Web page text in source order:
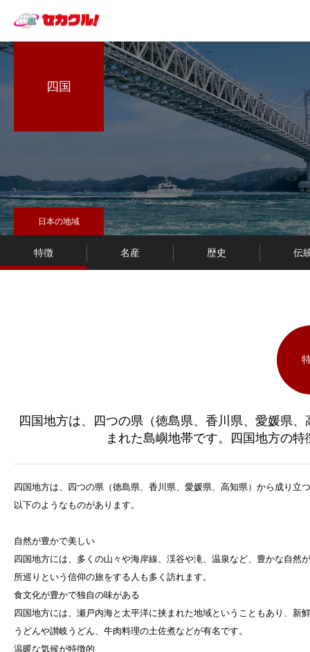
四国
日本の地域
特徴 名産 歴史 伝
四国地方は、四つの県（徳島県、香川県、愛媛県
まれた島嶼地帯です。四国地方の
四国地方は、四つの県（徳島県、香川県、愛媛県、高知県）から成り
以下のようなものがあります。
自然が豊かで美しい
四国地方には、多くの山々や海岸線、渓谷や滝、温泉など、豊かな自
所巡りという信仰の旅をする人も多く訪れます。
食文化が豊かで独自の味がある
四国地方には、瀬戸内海と太平洋に挟まれた地域ということもあり、
うどんや讃岐うどん、牛肉料理の土佐煮などが有名です。
温暖な気候が特徴的